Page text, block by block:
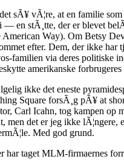
sÃ¥ vÃ¦re, at en familie
— en stÃ¸tte, der er blevet
Way). Om Betsy
efter. Dem, der ikke har
familien via deres politiske
amerikanske
ikke det eneste
Square forsÃ¸g pÃ¥ at
Carl Icahn, tog kampen
men det er jeg ikke
Med god grund.
har taget MLM-firmaernes